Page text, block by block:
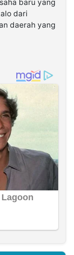
baru yang
dari
daerah yang